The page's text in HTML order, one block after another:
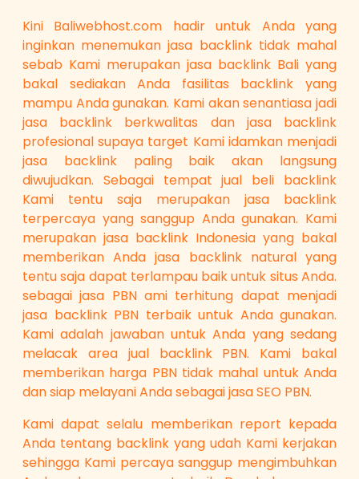
Kini Baliwebhost.com hadir untuk Anda yang
inginkan menemukan jasa backlink tidak mahal
sebab Kami merupakan jasa backlink Bali yang
bakal sediakan Anda fasilitas backlink yang
mampu Anda gunakan. Kami akan senantiasa jadi
jasa backlink berkwalitas dan jasa backlink
profesional supaya target Kami idamkan menjadi
jasa backlink paling baik akan langsung
diwujudkan. Sebagai tempat jual beli backlink
Kami tentu saja merupakan jasa backlink
terpercaya yang sanggup Anda gunakan. Kami
merupakan jasa backlink Indonesia yang bakal
memberikan Anda jasa backlink natural yang
tentu saja dapat terlampau baik untuk situs Anda.
sebagai jasa PBN ami terhitung dapat menjadi
jasa backlink PBN terbaik untuk Anda gunakan.
Kami adalah jawaban untuk Anda yang sedang
melacak area jual backlink PBN. Kami bakal
memberikan harga PBN tidak mahal untuk Anda
dan siap melayani Anda sebagai jasa SEO PBN.
Kami dapat selalu memberikan report kepada
Anda tentang backlink yang udah Kami kerjakan
sehingga Kami percaya sanggup mengimbuhkan